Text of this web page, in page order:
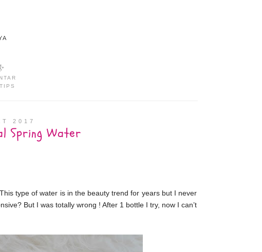
TIPS
2017
Spring Water
type of water is in the beauty trend for years but I never
But I was totally wrong ! After 1 bottle I try, now I can’t